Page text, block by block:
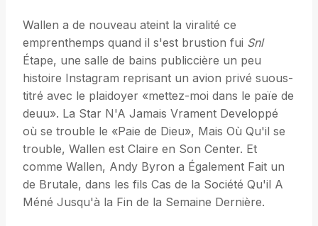
Wallen a de nouveau ateint la viralité ce
emprenthemps quand il s'est brustion fui Snl
Étape, une salle de bains publiccière un peu
histoire Instagram reprisant un avion privé suous-
titré avec le plaidoyer «mettez-moi dans le païe de
deuu». La Star N'A Jamais Vrament Developpé
où se trouble le «Paie de Dieu», Mais Où Qu'il se
trouble, Wallen est Claire en Son Center. Et
comme Wallen, Andy Byron a Également Fait un
de Brutale, dans les fils Cas de la Société Qu'il A
Méné Jusqu'à la Fin de la Semaine Dernière.